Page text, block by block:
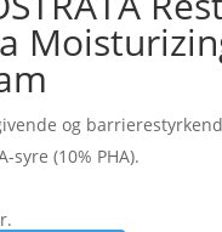
og
syre (10% PHA).